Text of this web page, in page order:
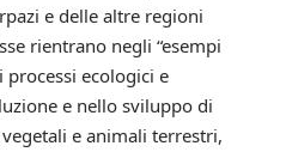
e delle altre regioni
rientrano negli “esempi
ecologici e
e nello sviluppo di
e animali terrestri,